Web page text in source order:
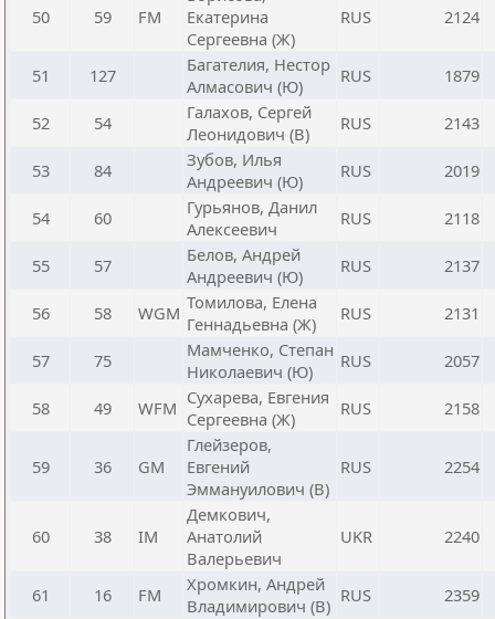
50 59 FM
Екатерина
Сергеевна (Ж)
RUS 2124
51 127
Багателия, Нестор
Алмасович (Ю)
RUS 1879
52 54
Галахов, Сергей
Леонидович (В)
RUS 2143
53 84
Зубов, Илья
Андреевич (Ю)
RUS 2019
54 60
Гурьянов, Данил
Алексеевич
RUS 2118
55 57
Белов, Андрей
Андреевич (Ю)
RUS 2137
56 58 WGM Томилова, Елена
Геннадьевна (Ж)
RUS 2131
57 75
Мамченко, Степан
Николаевич (Ю)
RUS 2057
58 49 WFM Сухарева, Евгения
Сергеевна (Ж)
RUS 2158
59 36 GM
Глейзеров,
Евгений
Эммануилович (В)
RUS 2254
60 38 IM
Демкович,
Анатолий
Валерьевич
UKR 2240
61 16 FM
Хромкин, Андрей
Владимирович (В) RUS 2359